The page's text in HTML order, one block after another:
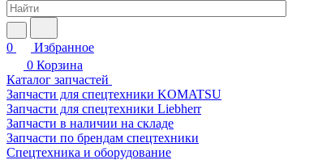
0
Избранное
0 Корзина
Каталог запчастей
Запчасти для спецтехники KOMATSU
Запчасти для спецтехники Liebherr
Запчасти в наличии на складе
Запчасти по брендам спецтехники
Спецтехника и оборудование